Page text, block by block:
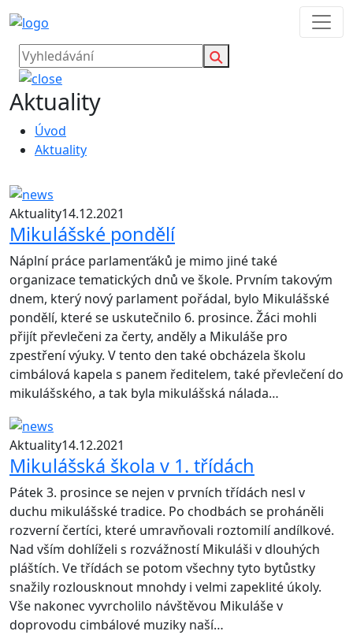
Aktuality
Úvod
Aktuality
Aktuality14.12.2021
Mikulášské pondělí
Náplní práce parlamenťáků je mimo jiné také
organizace tematických dnů ve škole. Prvním takovým
dnem, který nový parlament pořádal, bylo Mikulášské
pondělí, které se uskutečnilo 6. prosince. Žáci mohli
přijít převlečeni za čerty, anděly a Mikuláše pro
zpestření výuky. V tento den také obcházela školu
cimbálová kapela s panem ředitelem, také převlečení do
mikulášského, a tak byla mikulášská nálada…
Aktuality14.12.2021
Mikulášská škola v 1. třídách
Pátek 3. prosince se nejen v prvních třídách nesl v
duchu mikulášské tradice. Po chodbách se proháněli
rozverní čertíci, které umravňovali roztomilí andílkové.
Nad vším dohlíželi s rozvážností Mikuláši v dlouhých
pláštích. Ve třídách se potom všechny tyto bytůstky
snažily rozlousknout mnohdy i velmi zapeklité úkoly.
Vše nakonec vyvrcholilo návštěvou Mikuláše v
doprovodu cimbálové muziky naší…